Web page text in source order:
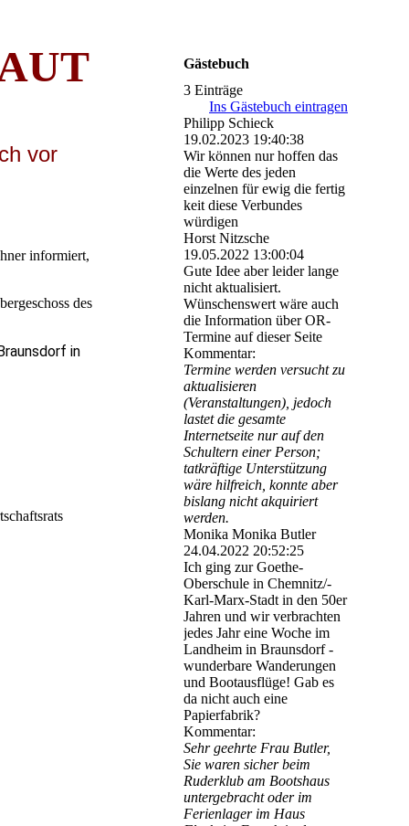
UT
vor
informiert,
des
in
Gästebuch
3 Einträge
Ins Gästebuch eintragen
Philipp Schieck
19.02.2023 19:40:38
Wir können nur hoffen das
die Werte des jeden
einzelnen für ewig die fertig
keit diese Verbundes
würdigen
Horst Nitzsche
19.05.2022 13:00:04
Gute Idee aber leider lange
nicht aktualisiert.
Wünschenswert wäre auch
die Information über OR-
Termine auf dieser Seite
Kommentar:
Termine werden versucht zu
aktualisieren
(Veranstaltungen), jedoch
lastet die gesamte
Internetseite nur auf den
Schultern einer Person;
tatkräftige Unterstützung
wäre hilfreich, konnte aber
bislang nicht akquiriert
werden.
Monika Monika Butler
24.04.2022 20:52:25
Ich ging zur Goethe-
Oberschule in Chemnitz/­
Karl-­Marx-­Stadt in den 50er
Jahren und wir verbrachten
jedes Jahr eine Woche im
Landheim in Braunsdorf -
wunderbare Wanderungen
und Bootausflüge! Gab es
da nicht auch eine
Papierfabrik?
Kommentar:
Sehr geehrte Frau Butler,
Sie waren sicher beim
Ruderklub am Bootshaus
untergebracht oder im
Ferienlager im Haus